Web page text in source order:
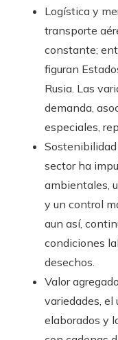
Logística y
transporte
constante;
figuran
Rusia. Las
demanda,
especiales,
sector ha
ambientales,
y un control
aun así,
condiciones
desechos.
Valor
variedades, el
elaborados y